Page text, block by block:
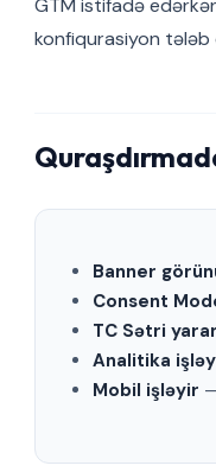
GTM istifadə
konfiqurasiyon tələb
Banner
Consent
TC Sətri
Analitika
Mobil işləyir